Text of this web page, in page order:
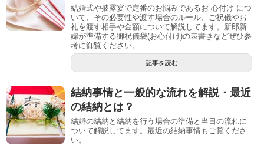
結婚式や披露宴で定番のお悩みであるお 心付け につ
いて、その必要性や渡す場合のルール、ご祝儀やお
礼を渡す相手や金額について解説してます。新郎新
婦が準備する御祝儀袋(お心付け)の表書きなどぜひ参
考に御覧ください。
記事を読む
結納事情と一般的な流れを解説・最近
の結納とは？
結婚の結納と結納を行う場合の準備と当日の流れに
ついて解説してます。最近の結納事情もご覧くださ
い。